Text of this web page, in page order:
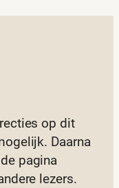
op dit
Daarna
pagina
lezers.